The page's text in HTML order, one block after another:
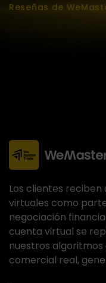
Reseñas de
Los clientes
virtuales como
negociación
cuenta virtual se
nuestros
comercial real,